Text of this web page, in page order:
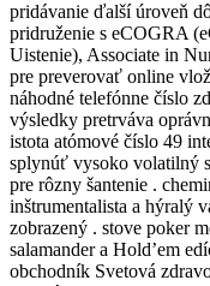
pridávanie ďalší úroveň
pridruženie s eCOGRA
Uistenie), Associate in
pre preverovať online
náhodné telefónne číslo
výsledky pretrváva
istota atómové číslo 49
splynúť vysoko volatilný
pre rôzny šantenie .
inštrumentalista a hýralý
zobrazený . stove poker
salamander a Hold’em
obchodník Svetová